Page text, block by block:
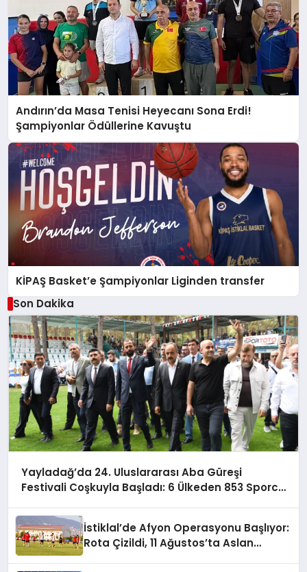
Andırın’da Masa Tenisi Heyecanı Sona Erdi!
Şampiyonlar Ödüllerine Kavuştu
KİPAŞ Basket’e Şampiyonlar Liginden transfer
Son Dakika
Yayladağ’da 24. Uluslararası Aba Güreşi
Festivali Coşkuyla Başladı: 6 Ülkeden 853 Sporcu
İstiklal’de Afyon Operasyonu Başlıyor:
Rota Çizildi, 11 Ağustos’ta Aslan